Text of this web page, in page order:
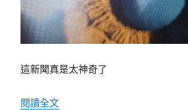
這新聞真是太神奇了
閱讀全文〈連白內障都Team Taiwan